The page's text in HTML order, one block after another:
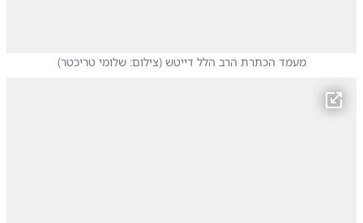
מעמד הכתרת הרב הלל דייטש (צילום: שלומי טריכטר)